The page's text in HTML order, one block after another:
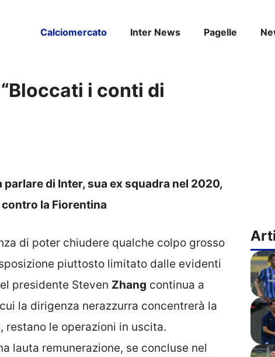
Calciomercato Inter News Pagelle
i conti di
di Inter, sua ex squadra nel 2020,
la Fiorentina
di poter chiudere qualche colpo grosso
piuttosto limitato dalle evidenti
presidente Steven Zhang continua a
la dirigenza nerazzurra concentrerà la
le operazioni in uscita.
lauta remunerazione, se concluse nel